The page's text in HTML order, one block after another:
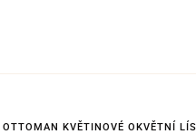
OTTOMAN KVĚTINOVÉ OKVĚTNÍ